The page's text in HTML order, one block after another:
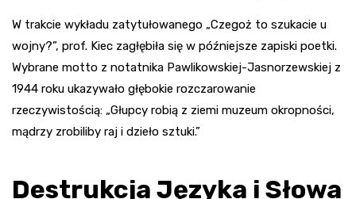
W trakcie wykładu zatytułowanego „Czegoż to szukacie u
wojny?”, prof. Kiec zagłębiła się w późniejsze zapiski poetki.
Wybrane motto z notatnika Pawlikowskiej-Jasnorzewskiej z
1944 roku ukazywało głębokie rozczarowanie
rzeczywistością: „Głupcy robią z ziemi muzeum okropności,
mądrzy zrobiliby raj i dzieło sztuki.”
Destrukcja Języka i Słowa